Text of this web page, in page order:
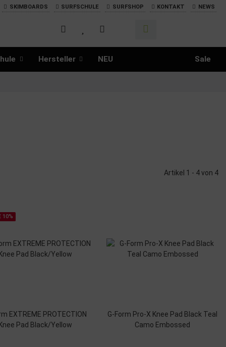
SKIMBOARDS SURFSCHULE SURFSHOP KONTAKT NEWS
Hersteller NEU Sale
Artikel 1 - 4 von 4
10%
EXTREME PROTECTION
Pad Black/Yellow
G-Form Pro-X Knee Pad Black Teal
Camo Embossed